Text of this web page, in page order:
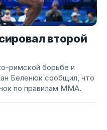
второй
римской борьбе и
Беленюк сообщил, что
по правилам ММА.